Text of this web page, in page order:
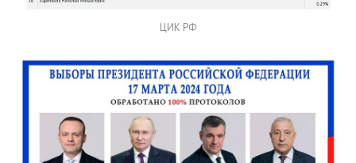
ЦИК РФ